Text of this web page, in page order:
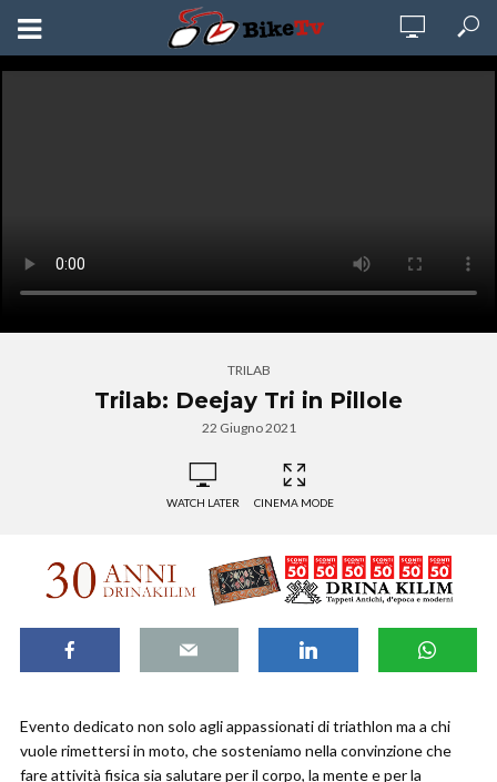
TRILAB
Trilab: Deejay Tri in Pillole
22 Giugno 2021
WATCH LATER CINEMA MODE
Evento dedicato non solo agli appassionati di triathlon ma a chi
vuole rimettersi in moto, che sosteniamo nella convinzione che
fare attività fisica sia salutare per il corpo, la mente e per la